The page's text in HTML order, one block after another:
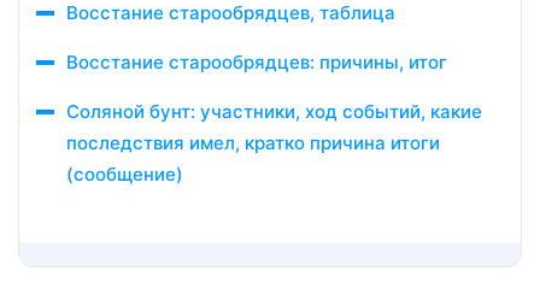
Восстание старообрядцев, таблица
Восстание старообрядцев: причины, итог
Соляной бунт: участники, ход событий, какие
последствия имел, кратко причина итоги
(сообщение)